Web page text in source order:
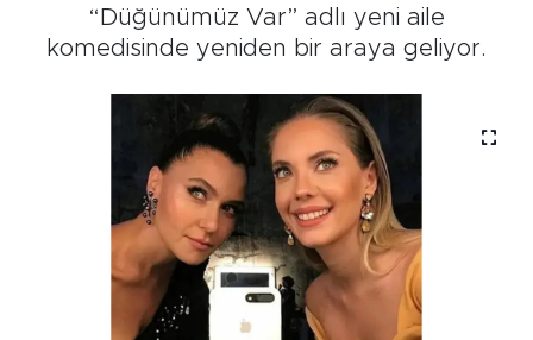
“Düğünümüz Var” adlı yeni aile
komedisinde yeniden bir araya geliyor.